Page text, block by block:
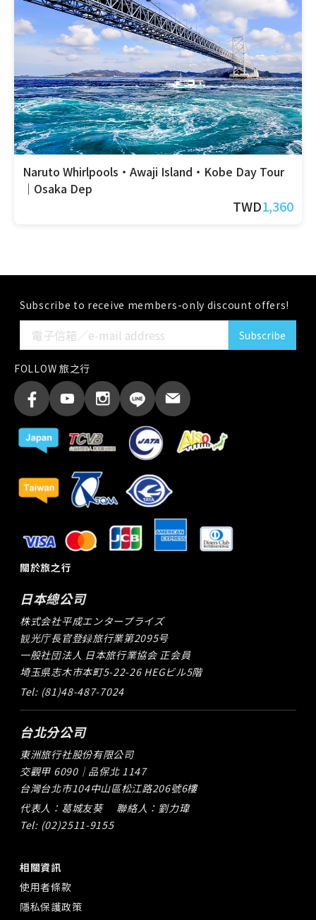
Naruto Whirlpools・Awaji Island・Kobe Day Tour
｜Osaka Dep
TWD1,360
相關資訊
使用者條款
隱私保護政策
關於旅之行
日本總公司
株式会社平成エンタープライズ
観光庁長官登録旅行業第2095号
一般社団法人 日本旅行業協会 正会員
埼玉県志木市本町5-22-26 HEGビル5階
Tel: (81)48-487-7024
台北分公司
東洲旅行社股份有限公司
交觀甲 6090｜品保北 1147
台灣台北市104中山區松江路206號6樓
代表人：葛城友葵
聯絡人：劉力瑋
Tel: (02)2511-9155
Subscribe to receive members-only discount offers!
Subscribe
FOLLOW 旅之行